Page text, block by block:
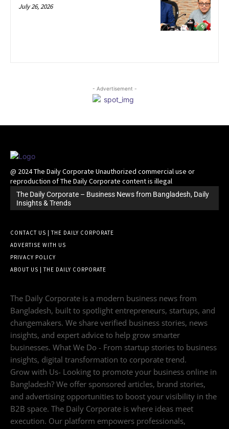
July 26, 2026
- Advertisement -
@ 2024 The Daily Corporate Unauthorized commercial use or
reproduction of The Daily Corporate content is illegal
The Daily Corporate – Business News from Bangladesh, Daily
Insights & Trends
CONTACT US | THE DAILY CORPORATE
ADVERTISE WITH US
PRIVACY POLICY
ABOUT US | THE DAILY CORPORATE
The Daily Corporate is a modern business news from
Bangladesh, built to spotlight entrepreneurs, startups, and
changemakers. We share verified business stories, news
insights, and expert advice to help grow smarter
businesses. What We Do - From startup stories to business
insights, digital transformation to corporate trend.
Grow with Us- Looking to promote your business online in
Bangladesh? We offer sponsored articles, brand stories,
and advertising opportunities to boost your visibility in the
B2B space. The Daily Corporate is where ideas meet
execution. Our platform empowers professionals,